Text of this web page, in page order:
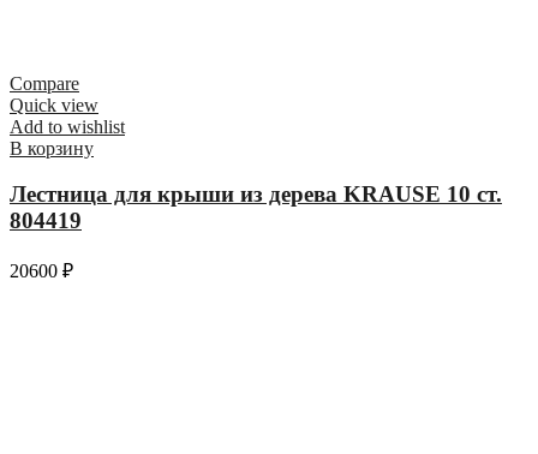
Compare
Quick view
Add to wishlist
В корзину
Лестница для крыши из дерева KRAUSE 10 ст.
804419
20600 ₽